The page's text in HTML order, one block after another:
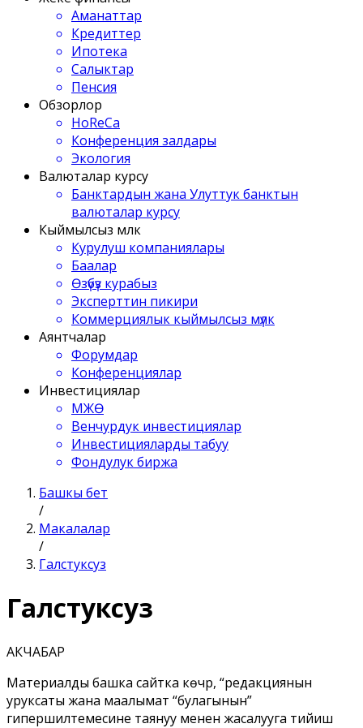
Аманаттар
Кредиттер
Ипотека
Салыктар
Пенсия
Обзорлор
HoReCa
Конференция залдары
Экология
Валюталар курсу
Банктардын жана Улуттук банктын
валюталар курсу
Кыймылсыз мүлк
Курулуш компаниялары
Баалар
Өзүбүз курабыз
Эксперттин пикири
Коммерциялык кыймылсыз мүлк
Аянтчалар
Форумдар
Конференциялар
Инвестициялар
МЖӨ
Венчурдук инвестициялар
Инвестицияларды табуу
Фондулук биржа
Башкы бет
/
Макалалар
/
Галстуксуз
Галстуксуз
АКЧАБАР
Материалды башка сайтка көчүрүү, “редакциянын
уруксаты жана маалымат “булагынын”
гипершилтемесине таянуу менен жасалууга тийиш